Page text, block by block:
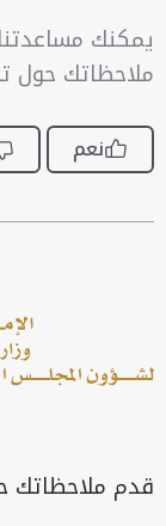
يمكنك
ملاحظاتك حول
نعم
قدم ملاحظاتك